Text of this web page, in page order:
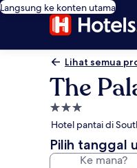
Langsung ke konten utama
Lihat semua
The
Properti
bintang
3.0
Hotel pantai di
Pilih tanggal
Ke mana?